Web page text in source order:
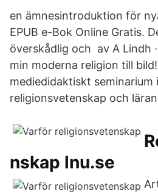
en ämnesintroduktion för
EPUB e-Bok Online Gratis.
överskådlig och av A Lindh
min moderna religion till
mediedidaktiskt seminarium
religionsvetenskap och
nskap lnu.se